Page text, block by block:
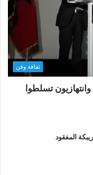
ثقافة وفن
تسلطوا
المفقود